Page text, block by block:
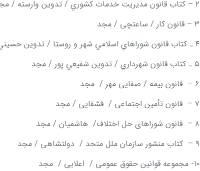
۲ – کتاب قانون مديريت خدمات كشوري / تدوين وارسته / مجد
۳ – قانون کار / ساعتچی / مجد
۴ ـ کتاب قانون شوراهاي اسلامي شهر و روستا / تدوين حسيني نيك / مجد
۵ ـ کتاب قانون شهرداري / تدوين شفيعي پور / مجد
۶ – قانون بیمه / صفایی مهر / مجد
۷ – قانون تأمین اجتماعی / قشقایی / مجد
۸ – قانون شوراهای حل اختلاف/ هاشمیان / مجد
۹ – کتاب منشور سازمان ملل متحد / دولتشاهی / مجد
۱۰- مجموعه قوانین حقوق عمومی / اعلایی / مجد